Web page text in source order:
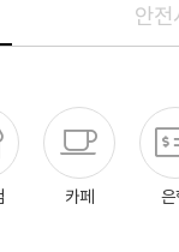
안전
카페 은